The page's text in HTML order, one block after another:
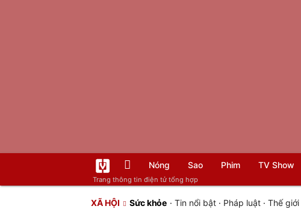
Trang thông tin điện tử tổng hợp
Nóng Sao Phim TV Show
XÃ HỘI Sức khỏe · Tin nổi bật· Pháp luật· Thế giới